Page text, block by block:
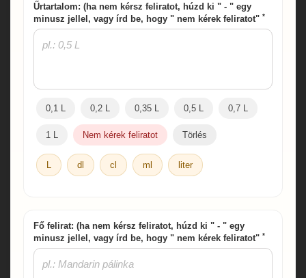
Űrtartalom: (ha nem kérsz feliratot, húzd ki " - " egy
minusz jellel, vagy írd be, hogy " nem kérek feliratot" *
0,1 L 0,2 L 0,35 L 0,5 L 0,7 L
1 L Nem kérek feliratot Törlés
L dl cl ml liter
Fő felirat: (ha nem kérsz feliratot, húzd ki " - " egy
minusz jellel, vagy írd be, hogy " nem kérek feliratot" *